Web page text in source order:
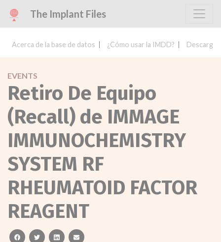
The Implant Files
Acerca de la base de datos ¿Cómo usar la IMDD? Descargar
EVENTS
Retiro De Equipo
(Recall) de IMMAGE
IMMUNOCHEMISTRY
SYSTEM RF
RHEUMATOID FACTOR
REAGENT
facebooktwitterlinkedinemail